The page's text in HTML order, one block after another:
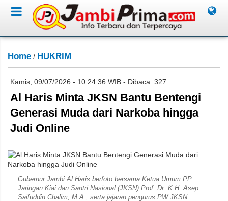
Home / HUKRIM
Kamis, 09/07/2026 - 10:24:36 WIB - Dibaca: 327
Al Haris Minta JKSN Bantu Bentengi
Generasi Muda dari Narkoba hingga
Judi Online
Gubernur Jambi Al Haris berfoto bersama Ketua Umum PP
Jaringan Kiai dan Santri Nasional (JKSN) Prof. Dr. K.H. Asep
Saifuddin Chalim, M.A., serta jajaran pengurus PW JKSN